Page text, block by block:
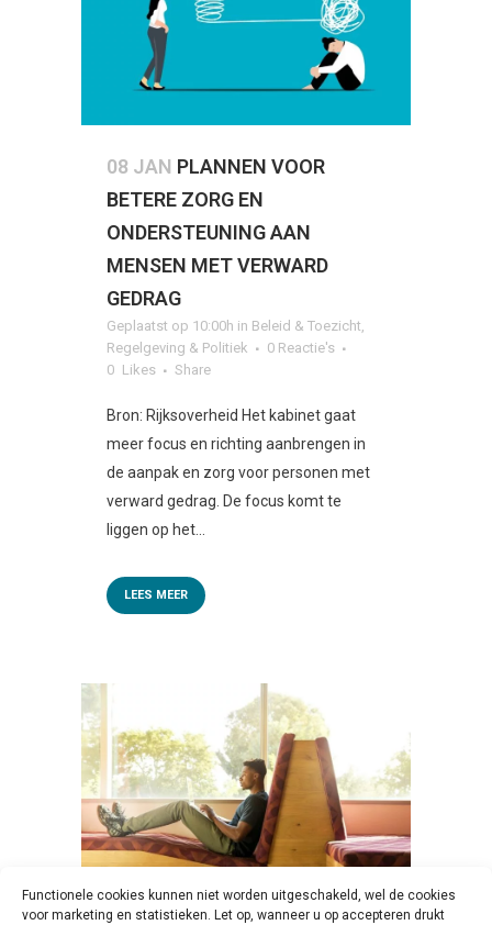
Functionele cookies kunnen niet worden uitgeschakeld, wel de cookies
voor marketing en statistieken. Let op, wanneer u op accepteren drukt
08 JAN PLANNEN VOOR
BETERE ZORG EN
ONDERSTEUNING AAN
MENSEN MET VERWARD
GEDRAG
Geplaatst op 10:00h in Beleid & Toezicht,
Regelgeving & Politiek
0 Reactie's
0 Likes Share
Bron: Rijksoverheid Het kabinet gaat
meer focus en richting aanbrengen in
de aanpak en zorg voor personen met
verward gedrag. De focus komt te
liggen op het...
LEES MEER